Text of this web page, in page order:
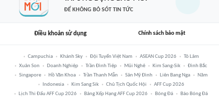
ĐỂ KHÔNG BỎ SÓT TIN TỨC
Điều khoản sử dụng Chính sách bảo mật
Campuchia Khánh Sky Đội Tuyển Việt Nam ASEAN Cup 2026
Tô Lâm
Xuân Son
Doanh Nghiệp Trần Đình Tiệp Mũi Nghê Kim Sang-Sik
Đình Bắc
Singapore
Hồ Văn Khoa Trần Thanh Mẫn Sân Mỹ Đình Liên Bang Nga
Năm
Indonesia
Kim Sang Sik Chủ Tịch Quốc Hội
AFF Cup 2026
Lịch Thi Đấu AFF Cup 2026
Bảng Xếp Hạng AFF Cup 2026 Bóng Đá
Báo Bóng Đá